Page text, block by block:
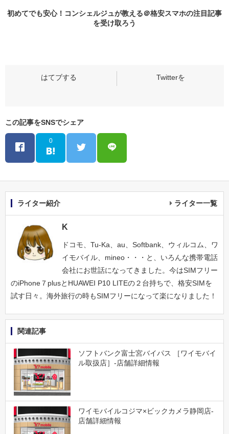
初めてでも安心！コンシェルジュが教える＠格安スマホの注目記事
を受け取ろう
この記事をSNSでシェア
0
ライター紹介 ライター一覧
K
ドコモ、Tu-Ka、au、Softbank、ウィルコム、ワ
イモバイル、mineo・・・と、いろんな携帯電話
会社にお世話になってきました。今はSIMフリー
のiPhone７plusとHUAWEI P10 LITEの２台持ちで、格安SIMを
試す日々。海外旅行の時もSIMフリーになって楽になりました！
関連記事
ソフトバンク富士宮バイパス ［ワイモバイ
ル取扱店］-店舗詳細情報
ワイモバイルコジマ×ビックカメラ静岡店-
店舗詳細情報